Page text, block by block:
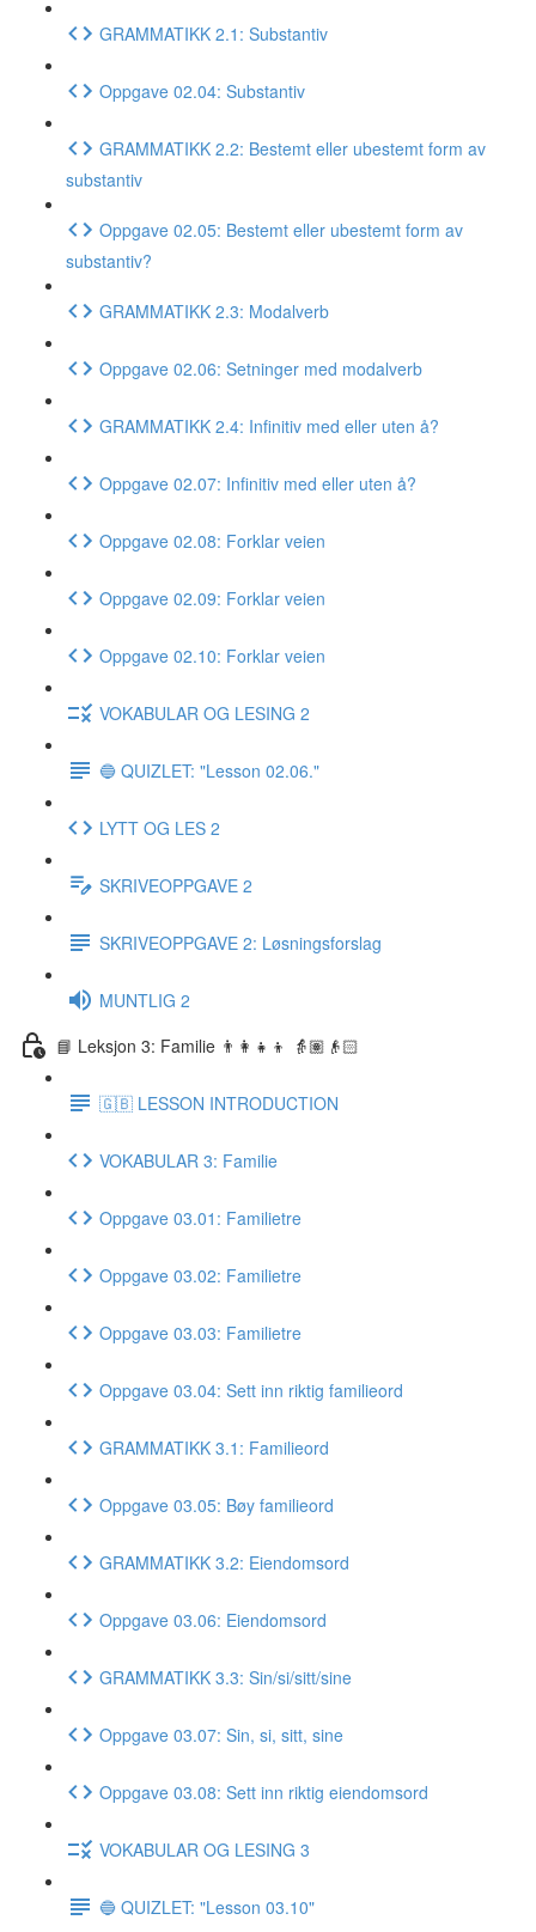
GRAMMATIKK 2.1: Substantiv
Oppgave 02.04: Substantiv
GRAMMATIKK 2.2: Bestemt eller ubestemt form av
substantiv
Oppgave 02.05: Bestemt eller ubestemt form av
substantiv?
GRAMMATIKK 2.3: Modalverb
Oppgave 02.06: Setninger med modalverb
GRAMMATIKK 2.4: Infinitiv med eller uten å?
Oppgave 02.07: Infinitiv med eller uten å?
Oppgave 02.08: Forklar veien
Oppgave 02.09: Forklar veien
Oppgave 02.10: Forklar veien
VOKABULAR OG LESING 2
🔵 QUIZLET: "Lesson 02.06."
LYTT OG LES 2
SKRIVEOPPGAVE 2
SKRIVEOPPGAVE 2: Løsningsforslag
MUNTLIG 2
📘 Leksjon 3: Familie 👨‍👩‍👧‍👦 👵🏽👴🏻
🇬🇧 LESSON INTRODUCTION
VOKABULAR 3: Familie
Oppgave 03.01: Familietre
Oppgave 03.02: Familietre
Oppgave 03.03: Familietre
Oppgave 03.04: Sett inn riktig familieord
GRAMMATIKK 3.1: Familieord
Oppgave 03.05: Bøy familieord
GRAMMATIKK 3.2: Eiendomsord
Oppgave 03.06: Eiendomsord
GRAMMATIKK 3.3: Sin/si/sitt/sine
Oppgave 03.07: Sin, si, sitt, sine
Oppgave 03.08: Sett inn riktig eiendomsord
VOKABULAR OG LESING 3
🔵 QUIZLET: "Lesson 03.10"